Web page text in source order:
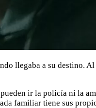
llegaba a su destino.
ir la policía ni la
familiar tiene sus